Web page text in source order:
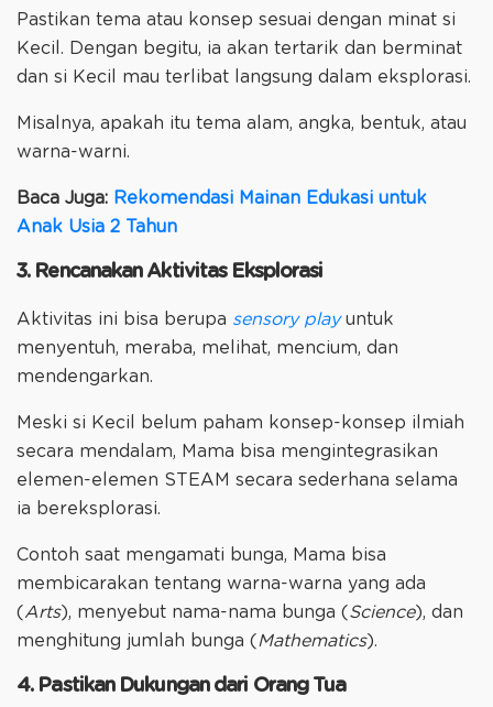
Pastikan tema atau konsep sesuai dengan minat si
Kecil. Dengan begitu, ia akan tertarik dan berminat
dan si Kecil mau terlibat langsung dalam eksplorasi.
Misalnya, apakah itu tema alam, angka, bentuk, atau
warna-warni.
Baca Juga: Rekomendasi Mainan Edukasi untuk
Anak Usia 2 Tahun
3. Rencanakan Aktivitas Eksplorasi
Aktivitas ini bisa berupa sensory playuntuk
menyentuh, meraba, melihat, mencium, dan
mendengarkan.
Meski si Kecil belum paham konsep-konsep ilmiah
secara mendalam, Mama bisa mengintegrasikan
elemen-elemen STEAM secara sederhana selama
ia bereksplorasi.
Contoh saat mengamati bunga, Mama bisa
membicarakan tentang warna-warna yang ada
(Arts), menyebut nama-nama bunga (Science), dan
menghitung jumlah bunga (Mathematics).
4. Pastikan Dukungan dari Orang Tua